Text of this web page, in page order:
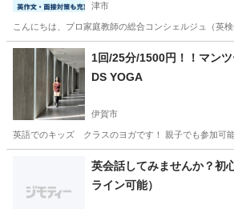
津市
こんにちは、プロ家庭教師の総合コンシェルジュ（英
三重 津市 英検 1級
1回/25分/1500円！！マン
DS YOGA
伊賀市
英語でのキッズ クラスのヨガです！ 親子でも参加可
その他 YOGA
英会話してみませんか？初
ライン可能）